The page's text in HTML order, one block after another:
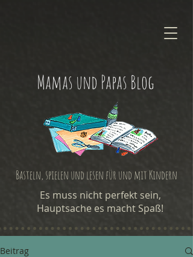
Mamas und Papas Blog
Es muss nicht perfekt sein,
Hauptsache es macht Spaß!
Basteln, spielen und lesen für und mit Kindern
Beitrag